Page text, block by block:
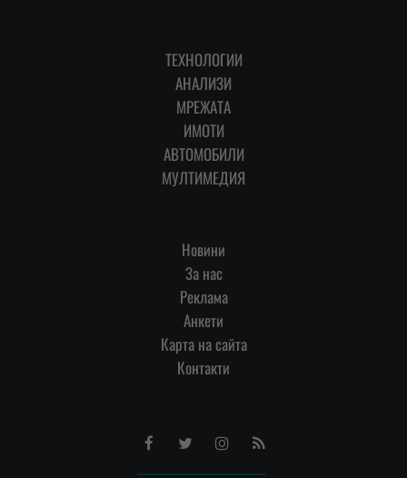
ТЕХНОЛОГИИ
АНАЛИЗИ
МРЕЖАТА
ИМОТИ
АВТОМОБИЛИ
МУЛТИМЕДИЯ
Новини
За нас
Реклама
Анкети
Карта на сайта
Контакти
FacebookTwitterInstagram
RSS